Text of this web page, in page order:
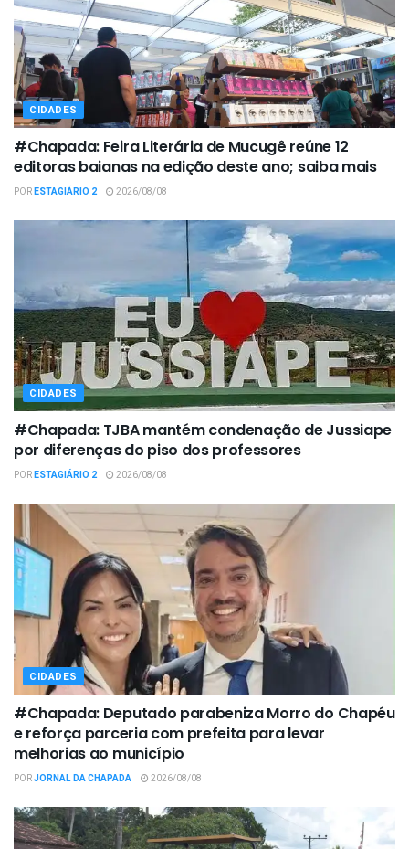
CIDADES
#Chapada: Feira Literária de Mucugê reúne 12
editoras baianas na edição deste ano; saiba mais
PORESTAGIÁRIO 2 2026/08/08
CIDADES
#Chapada: TJBA mantém condenação de Jussiape
por diferenças do piso dos professores
PORESTAGIÁRIO 2 2026/08/08
CIDADES
#Chapada: Deputado parabeniza Morro do Chapéu
e reforça parceria com prefeita para levar
melhorias ao município
PORJORNAL DA CHAPADA 2026/08/08